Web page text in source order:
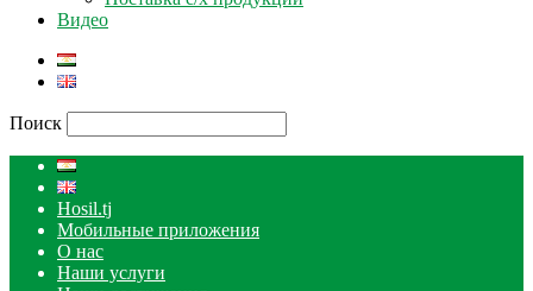
Видео
Поиск
Hosil.tj
Мобильные приложения
О нас
Наши услуги